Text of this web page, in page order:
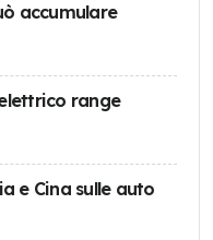
accumulare
range
e Cina sulle auto